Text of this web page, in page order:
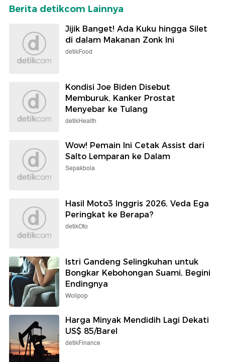
Berita detikcom Lainnya
Jijik Banget! Ada Kuku hingga Silet
di dalam Makanan Zonk Ini
detikFood
Kondisi Joe Biden Disebut
Memburuk, Kanker Prostat
Menyebar ke Tulang
detikHealth
Wow! Pemain Ini Cetak Assist dari
Salto Lemparan ke Dalam
Sepakbola
Hasil Moto3 Inggris 2026, Veda Ega
Peringkat ke Berapa?
detikOto
Istri Gandeng Selingkuhan untuk
Bongkar Kebohongan Suami, Begini
Endingnya
Wolipop
Harga Minyak Mendidih Lagi Dekati
US$ 85/Barel
detikFinance